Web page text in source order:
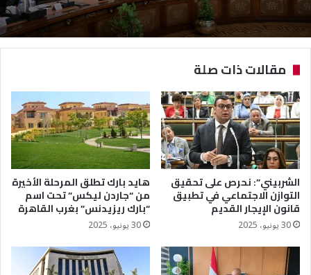
مقالات ذات صلة
الشربيني”: نحرص على تحقيق
التوازن الاجتماعي في تطبيق
قانون الإيجار القديم
30 يونيو، 2025
هايد بارك تطلق المرحلة الأخيرة
من “جاردن ليكس” تحت اسم
“بارك ريزيدنس” بغرب القاهرة
30 يونيو، 2025